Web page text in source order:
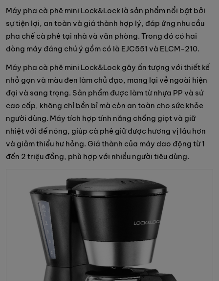
Máy pha cà phê mini Lock&Lock là sản phẩm nổi bật bởi
sự tiện lợi, an toàn và giá thành hợp lý, đáp ứng nhu cầu
pha chế cà phê tại nhà và văn phòng. Trong đó có hai
dòng máy đáng chú ý gồm có là EJC551 và ELCM-210.
Máy pha cà phê mini Lock&Lock gây ấn tượng với thiết kế
nhỏ gọn và màu đen làm chủ đạo, mang lại vẻ ngoài hiện
đại và sang trọng. Sản phẩm được làm từ nhựa PP và sứ
cao cấp, không chỉ bền bỉ mà còn an toàn cho sức khỏe
người dùng. Máy tích hợp tính năng chống giọt và giữ
nhiệt với đế nóng, giúp cà phê giữ được hương vị lâu hơn
và giảm thiểu hư hỏng. Giá thành của máy dao động từ 1
đến 2 triệu đồng, phù hợp với nhiều người tiêu dùng.